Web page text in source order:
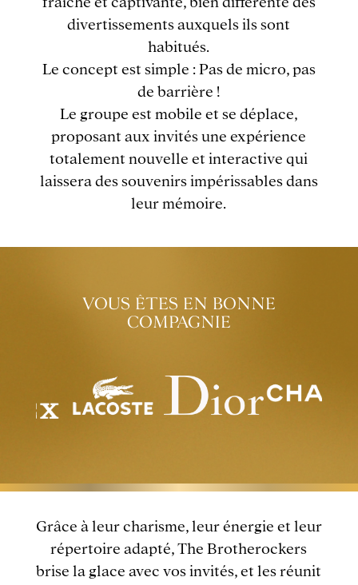
divertissements auxquels ils sont
habitués.
Le concept est simple : Pas de micro, pas
de barrière !
Le groupe est mobile et se déplace,
proposant aux invités une expérience
totalement nouvelle et interactive qui
laissera des souvenirs impérissables dans
leur mémoire.
VOUS ÊTES EN BONNE
COMPAGNIE
Grâce à leur charisme, leur énergie et leur
répertoire adapté, The Brotherockers
brise la glace avec vos invités, et les réunit